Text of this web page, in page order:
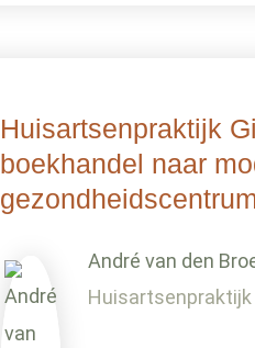
Huisartsenpraktijk
boekhandel naar
André van den
Huisartsenpraktijk